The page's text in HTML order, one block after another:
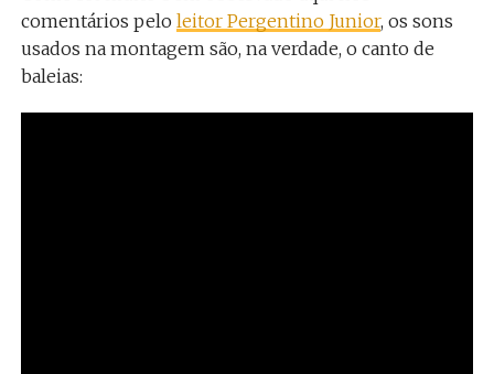
comentários pelo leitor Pergentino Junior, os sons
usados na montagem são, na verdade, o canto de
baleias: